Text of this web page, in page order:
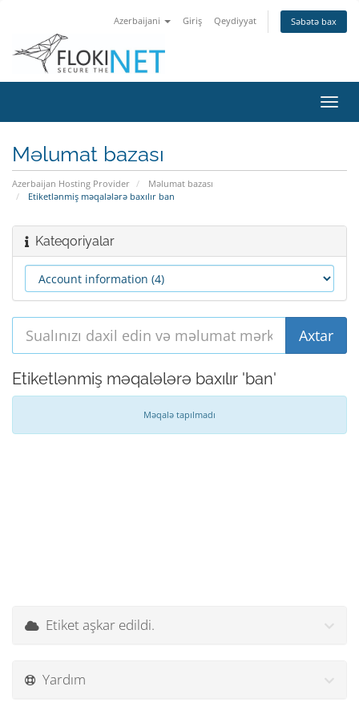
Azerbaijani Giriş Qeydiyyat Səbətə bax
keçid
Məlumat bazası
Azerbaijan Hosting Provider
Məlumat bazası
Etiketlənmiş məqalələrə baxılır ban
Kateqoriyalar
Etiketlənmiş məqalələrə baxılır 'ban'
Məqalə tapılmadı
Etiket aşkar edildi.
Yardım